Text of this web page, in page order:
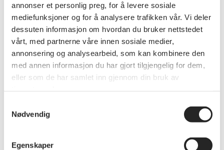
annonser et personlig preg, for å levere sosiale
mediefunksjoner og for å analysere trafikken vår. Vi deler
dessuten informasjon om hvordan du bruker nettstedet
vårt, med partnerne våre innen sosiale medier,
annonsering og analysearbeid, som kan kombinere den
med annen informasjon du har gjort tilgjengelig for dem,
eller som de har samlet inn gjennom din bruk av
Nødvendig
Egenskaper
Aldersvennlige
lokalsamfunn
Frivillig arbeid